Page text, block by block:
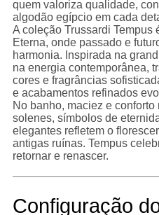
quem valoriza qualidade,
algodão egípcio em cada
A coleção Trussardi Tempus
Eterna, onde passado e
harmonia. Inspirada na
na energia contemporânea,
cores e fragrâncias
e acabamentos refinados
No banho, maciez e
solenes, símbolos de
elegantes refletem o
antigas ruínas. Tempus
retornar e renascer.
Configuração